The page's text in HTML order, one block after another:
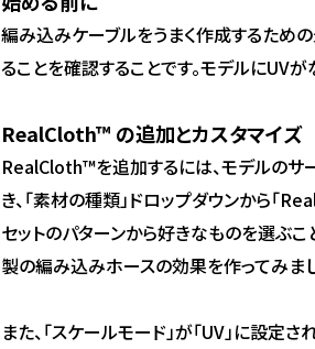
編み込みケーブルをうまく作成するため
ることを確認することです。モデルにUV
RealCloth™ の追加とカスタマイズ
RealCloth™を追加するには、モデルのサー
き、「素材の種類」ドロップダウンから「
セットのパターンから好きなものを選ぶこ
製の編み込みホースの効果を作ってみまし
また、「スケールモード」が「UV」に設定